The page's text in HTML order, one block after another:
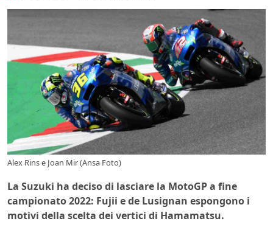
Alex Rins e Joan Mir (Ansa Foto)
La Suzuki ha deciso di lasciare la MotoGP a fine
campionato 2022: Fujii e de Lusignan espongono i
motivi della scelta dei vertici di Hamamatsu.